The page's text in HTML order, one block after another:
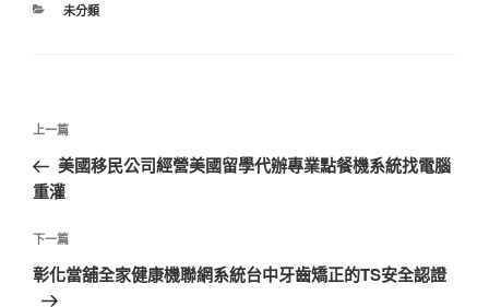
分
未分類
文
導
覽
上
一
篇
章
上一篇
美國移民公司經營美國留學代辦專業點餐機系統找電腦
重灌
下
一
篇
下一篇
彰化當舖全家健康機聯網系統台中牙齒矯正的TS安全認證